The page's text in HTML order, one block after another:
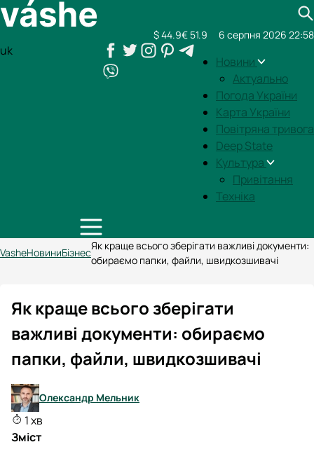
uk
Новини
Актуально
Погода України
Карта України
Повітряна тривога
Deep State
Культура
Привітання
Техніка
$ 44.9€ 51.9 6 серпня 2026 22:58
VasheНовиниБізнес
Як краще всього зберігати важливі документи:
обираємо папки, файли, швидкозшивачі
Як краще всього зберігати
важливі документи: обираємо
папки, файли, швидкозшивачі
Олександр Мельник
1 хв
Зміст